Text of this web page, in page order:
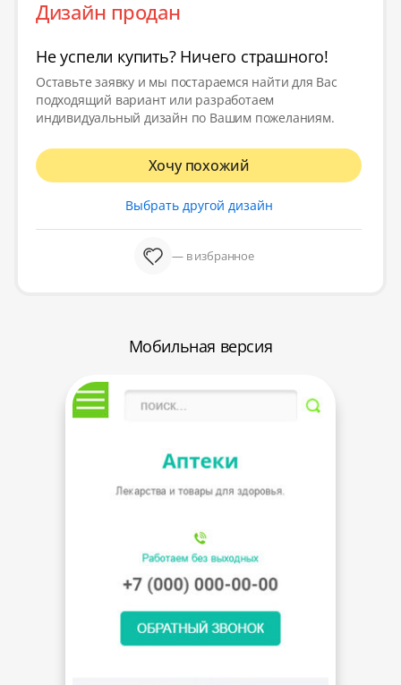
Дизайн продан
Не успели купить? Ничего страшного!
Оставьте заявку и мы постараемся найти для Вас
подходящий вариант или разработаем
индивидуальный дизайн по Вашим пожеланиям.
Хочу похожий
Выбрать другой дизайн
— в избранное
Мобильная версия